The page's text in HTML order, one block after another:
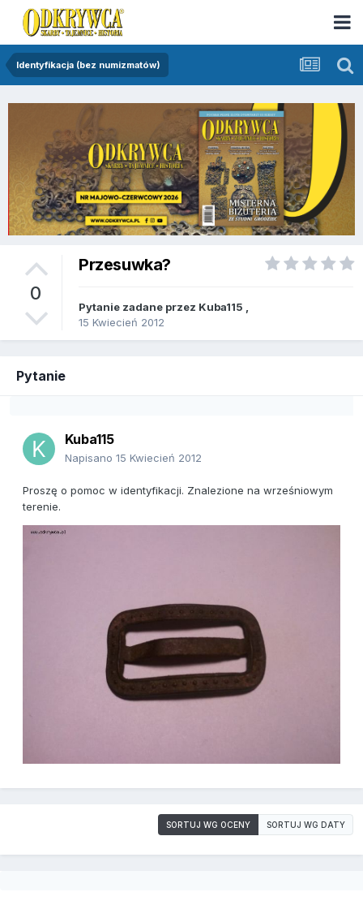
Identyfikacja (bez numizmatów)
0
Przesuwka?
Pytanie zadane przez Kuba115
15 Kwiecień 2012
Pytanie
Kuba115
Napisano 15 Kwiecień 2012
Proszę o pomoc w identyfikacji. Znalezione na wrześniowym
terenie.
SORTUJ WG OCENY SORTUJ WG DATY